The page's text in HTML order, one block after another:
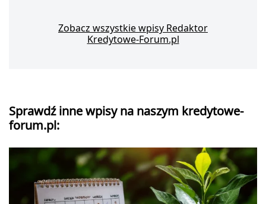
Zobacz wszystkie wpisy Redaktor
Kredytowe-Forum.pl
Sprawdź inne wpisy na naszym kredytowe-
forum.pl: